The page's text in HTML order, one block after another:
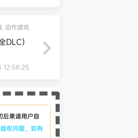
动作游戏
）
12:58:25
后果请用户自
权问题，如有